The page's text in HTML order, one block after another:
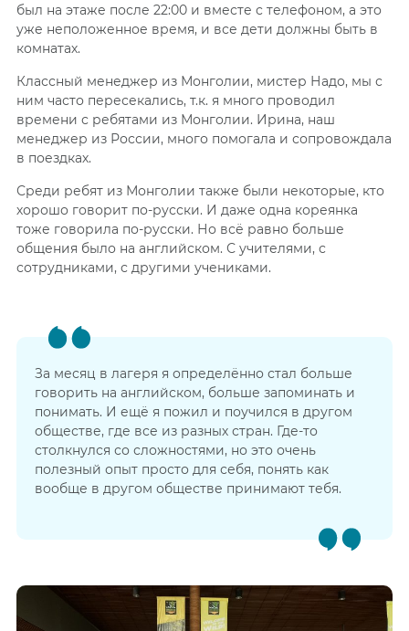
был на этаже после 22:00 и вместе с телефоном, а это
уже неположенное время, и все дети должны быть в
комнатах.
Классный менеджер из Монголии, мистер Надо, мы с
ним часто пересекались, т.к. я много проводил
времени с ребятами из Монголии. Ирина, наш
менеджер из России, много помогала и сопровождала
в поездках.
Среди ребят из Монголии также были некоторые, кто
хорошо говорит по-русски. И даже одна кореянка
тоже говорила по-русски. Но всё равно больше
общения было на английском. С учителями, с
сотрудниками, с другими учениками.
За месяц в лагеря я определённо стал больше
говорить на английском, больше запоминать и
понимать. И ещё я пожил и поучился в другом
обществе, где все из разных стран. Где-то
столкнулся со сложностями, но это очень
полезный опыт просто для себя, понять как
вообще в другом обществе принимают тебя.